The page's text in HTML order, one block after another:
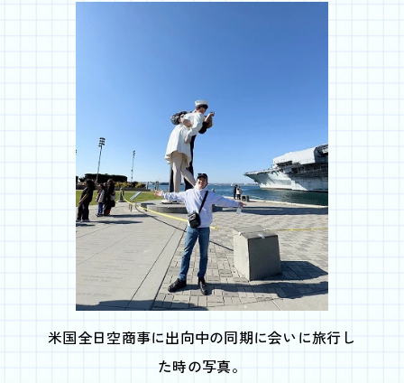
米国全日空商事に出向中の同期に会いに旅行し
た時の写真。